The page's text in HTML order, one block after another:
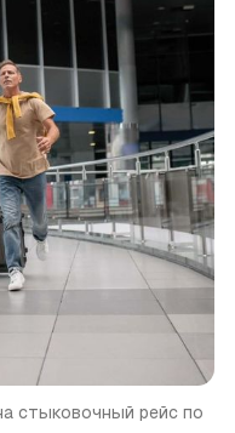
стыковочный рейс по